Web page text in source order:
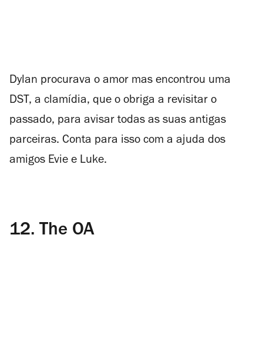
Dylan procurava o amor mas encontrou uma
DST, a clamídia, que o obriga a revisitar o
passado, para avisar todas as suas antigas
parceiras. Conta para isso com a ajuda dos
amigos Evie e Luke.
12. The OA